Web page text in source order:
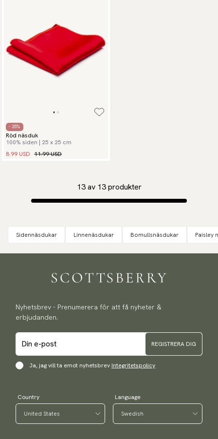
- 25%
Röd näsduk
100% siden | 25 x 25 cm
8.99 USD 11.99 USD
13 av 13 produkter
Sidennäsdukar Linnenäsdukar Bomullsnäsdukar Paisley
Nyhetsbrev - Prenumerera för att få nyheter &
erbjudanden.
REGISTRERA DIG
Ja, jag vill ta emot nyhetsbrev Integritetspolicy
Country Language